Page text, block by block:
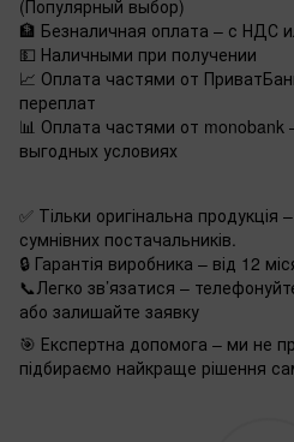
(Популярный выбор)
🏦 Безналичная оплата – с НДС
💵 Наличными при получении
📈 Оплата частями от
переплат
📊 Оплата частями от monobank
выгодных условиях
✅ Тільки оригінальна продукція
сумнівних постачальників.
🔒 Гарантія виробника – від 12
📞Легко зв’язатися –
або залишайте заявку
🎯 Експертна допомога – ми не
підбираємо найкраще рішення